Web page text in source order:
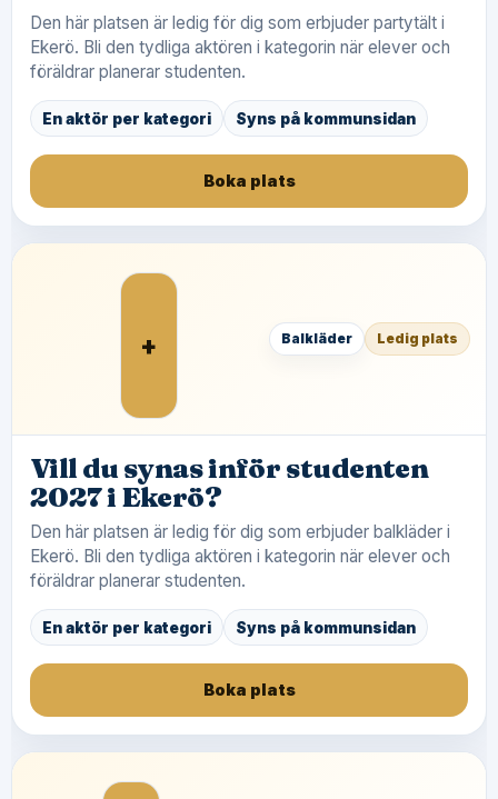
Den här platsen är ledig för dig som erbjuder partytält i
Ekerö. Bli den tydliga aktören i kategorin när elever och
föräldrar planerar studenten.
En aktör per kategori Syns på kommunsidan
Boka plats
+ Balkläder Ledig plats
Vill du synas inför studenten
2027 i Ekerö?
Den här platsen är ledig för dig som erbjuder balkläder i
Ekerö. Bli den tydliga aktören i kategorin när elever och
föräldrar planerar studenten.
En aktör per kategori Syns på kommunsidan
Boka plats